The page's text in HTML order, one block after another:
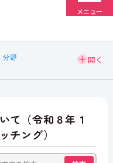
メニュー
分野
て（令和８年１
ング）